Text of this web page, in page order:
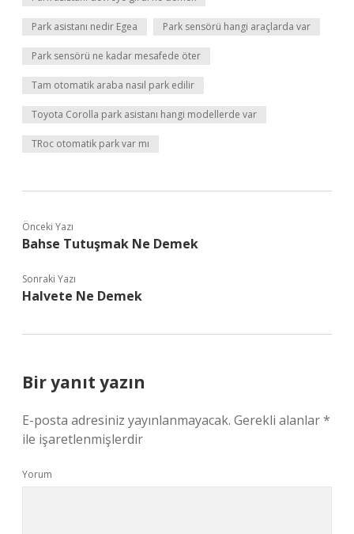
Park asistanı nedir Egea Park sensörü hangi araçlarda var
Park sensörü ne kadar mesafede öter
Tam otomatik araba nasıl park edilir
Toyota Corolla park asistanı hangi modellerde var
TRoc otomatik park var mı
Önceki Yazı
Bahse Tutuşmak Ne Demek
Sonraki Yazı
Halvete Ne Demek
Bir yanıt yazın
E-posta adresiniz yayınlanmayacak. Gerekli alanlar*
ile işaretlenmişlerdir
Yorum